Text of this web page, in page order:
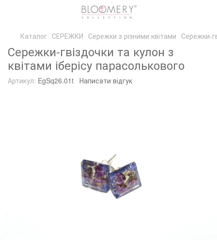
Каталог СЕРЕЖКИ Сережки з різними квітами Сережки-
Сережки-гвіздочки та кулон з
квітами іберісу парасолькового
Артикул: EgSq26.01t Написати відгук